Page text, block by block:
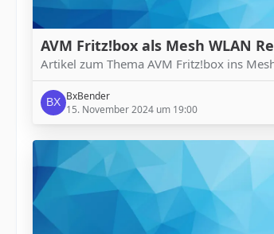
AVM Fritz!box als Mesh WLAN
Artikel zum Thema AVM Fritz!box ins
BxBender
15. November 2024 um 19:00